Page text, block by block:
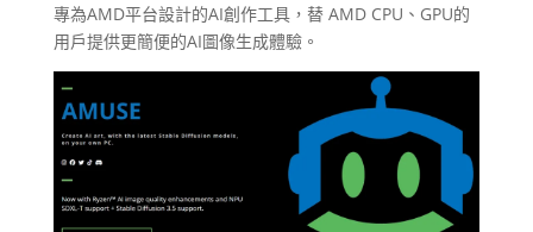
專為AMD平台設計的AI創作工具，替 AMD CPU、GPU的
用戶提供更簡便的AI圖像生成體驗。